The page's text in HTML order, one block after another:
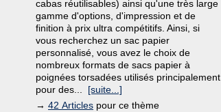
cabas réutilisables) ainsi qu'une très large
gamme d'options, d'impression et de
finition à prix ultra compétitifs. Ainsi, si
vous recherchez un sac papier
personnalisé, vous avez le choix de
nombreux formats de sacs papier à
poignées torsadées utilisés principalement
pour des... [suite...]
→ 42 Articles pour ce thème